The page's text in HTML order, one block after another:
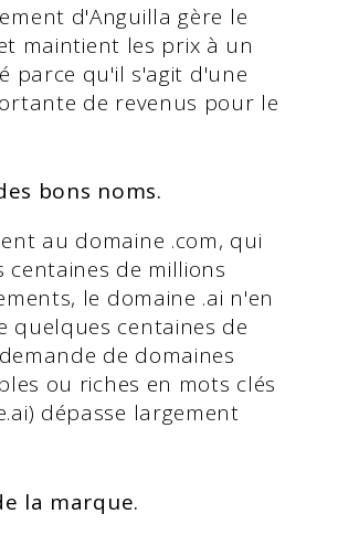
d'Anguilla gère le
maintient les prix à un
parce qu'il s'agit d'une
de revenus pour le
bons noms.
au domaine .com, qui
centaines de millions
le domaine .ai n'en
quelques centaines de
de domaines
ou riches en mots clés
dépasse largement
la marque.